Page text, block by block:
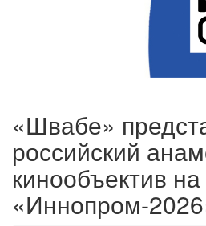
«Швабе»
российский
кинообъектив на
«Иннопром-